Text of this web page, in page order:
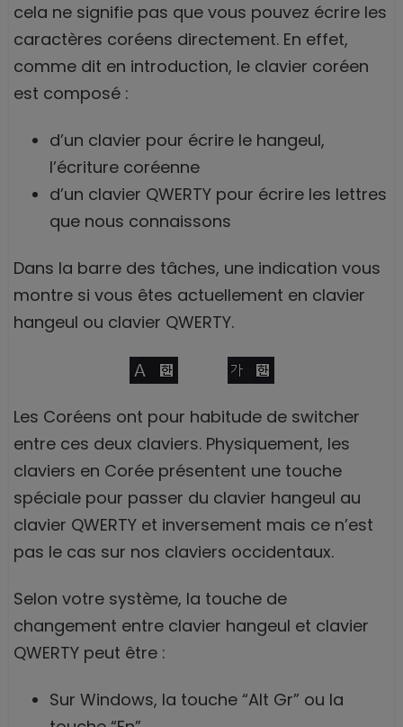
cela ne signifie pas que vous pouvez écrire les
caractères coréens directement. En effet,
comme dit en introduction, le clavier coréen
est composé :
d’un clavier pour écrire le hangeul,
l’écriture coréenne
d’un clavier QWERTY pour écrire les lettres
que nous connaissons
Dans la barre des tâches, une indication vous
montre si vous êtes actuellement en clavier
hangeul ou clavier QWERTY.
Les Coréens ont pour habitude de switcher
entre ces deux claviers. Physiquement, les
claviers en Corée présentent une touche
spéciale pour passer du clavier hangeul au
clavier QWERTY et inversement mais ce n’est
pas le cas sur nos claviers occidentaux.
Selon votre système, la touche de
changement entre clavier hangeul et clavier
QWERTY peut être :
Sur Windows, la touche “Alt Gr” ou la